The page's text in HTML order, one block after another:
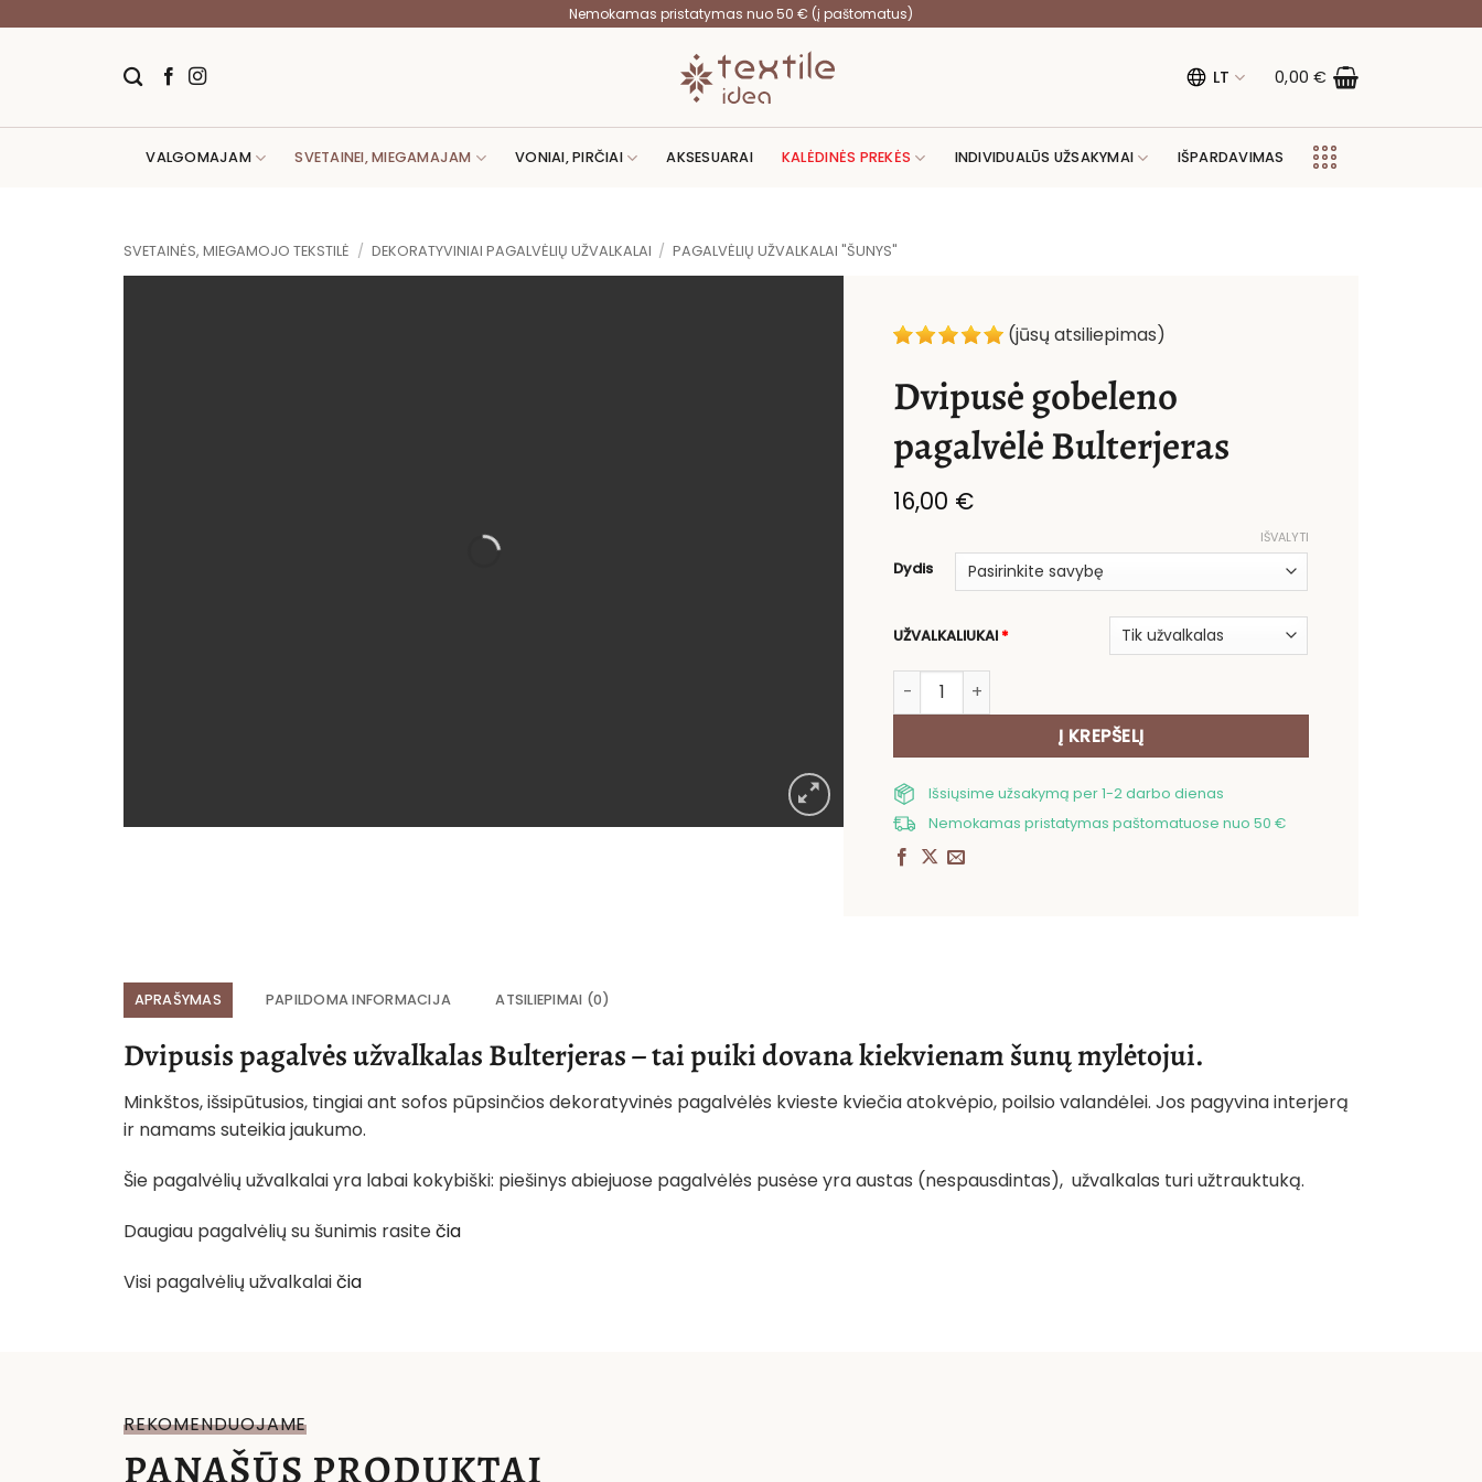
Nemokamas pristatymas nuo 50 € (į paštomatus)
LT 0,00€
VALGOMAJAM SVETAINEI, MIEGAMAJAM VONIAI, PIRČIAI AKSESUARAI KALĖDINĖS PREKĖS INDIVIDUALŪS UŽSAKYMAI IŠPARDAVIMAS
SVETAINĖS, MIEGAMOJO TEKSTILĖ / DEKORATYVINIAI PAGALVĖLIŲ UŽVALKALAI / PAGALVĖLIŲ UŽVALKALAI "ŠUNYS"
(jūsų atsiliepimas)
Dvipusė gobeleno
pagalvėlė Bulterjeras
16,00 €
Dydis
IŠVALYTI
UŽVALKALIUKAI*
produkto kiekis: Dvipusė gobeleno pagalvėlė Bulterjeras
Į KREPŠELĮ
Išsiųsime užsakymą per 1-2 darbo dienas
Nemokamas pristatymas paštomatuose nuo 50 €
APRAŠYMAS PAPILDOMA INFORMACIJA ATSILIEPIMAI (0)
Dvipusis pagalvės užvalkalas Bulterjeras – tai puiki dovana kiekvienam šunų mylėtojui.
Minkštos, išsipūtusios, tingiai ant sofos pūpsinčios dekoratyvinės pagalvėlės kvieste kviečia atokvėpio, poilsio valandėlei. Jos pagyvina interjerą
ir namams suteikia jaukumo.
Šie pagalvėlių užvalkalai yra labai kokybiški: piešinys abiejuose pagalvėlės pusėse yra austas (nespausdintas), užvalkalas turi užtrauktuką.
Daugiau pagalvėlių su šunimis rasitečia
Visi pagalvėlių užvalkalaičia
REKOMENDUOJAME
PANAŠŪS PRODUKTAI